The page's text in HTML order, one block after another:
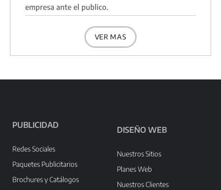
empresa ante el publico.
VER MAS
PUBLICIDAD
Redes Sociales
Paquetes Publicitarios
Brochures y Catálogos
DISEÑO WEB
Nuestros Sitios
Planes Web
Nuestros Clientes